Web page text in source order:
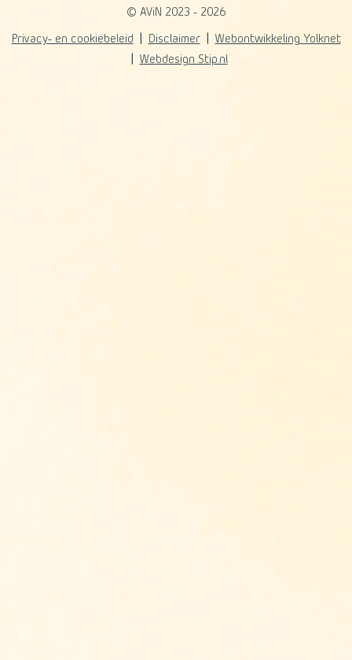
© AViN 2023 - 2026
Privacy- en cookiebeleid Disclaimer
Webontwikkeling Yolknet
Webdesign Stip.nl